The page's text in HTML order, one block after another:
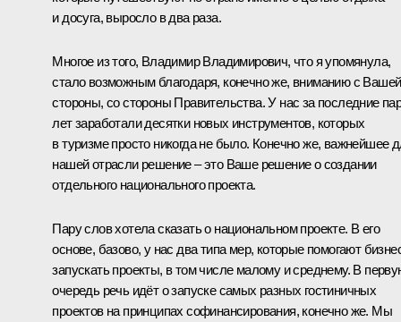
и досуга, выросло в два раза.
Многое из того, Владимир Владимирович, что я упомянула,
стало возможным благодаря, конечно же, вниманию с Вашей
стороны, со стороны Правительства. У нас за последние
лет заработали десятки новых инструментов, которых
в туризме просто никогда не было. Конечно же, важнейшее
нашей отрасли решение – это Ваше решение о создании
отдельного национального проекта.
Пару слов хотела сказать о национальном проекте. В его
основе, базово, у нас два типа мер, которые помогают
запускать проекты, в том числе малому и среднему. В
очередь речь идёт о запуске самых разных гостиничных
проектов на принципах софинансирования, конечно же. Мы